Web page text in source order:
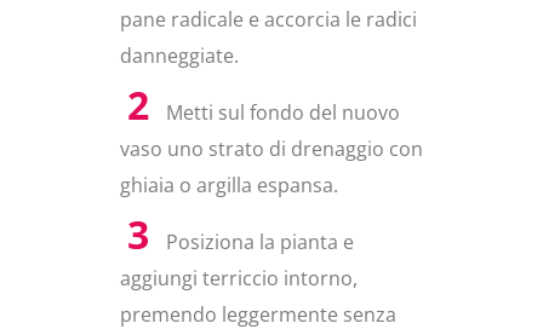
pane radicale e accorcia le radici
danneggiate.
Metti sul fondo del nuovo
vaso uno strato di drenaggio con
ghiaia o argilla espansa.
Posiziona la pianta e
aggiungi terriccio intorno,
premendo leggermente senza